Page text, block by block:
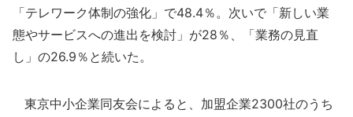
「テレワーク体制の強化」で48.4％。次いで「新しい業
態やサービスへの進出を検討」が28％、「業務の見直
し」の26.9％と続いた。
東京中小企業同友会によると、加盟企業2300社のうち